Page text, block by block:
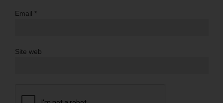
Email *
Site web